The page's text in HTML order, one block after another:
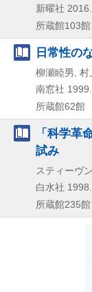
新曜社
所蔵館103館
日常性の
柳瀬睦男,
南窓社
所蔵館62館
「科学革
試み
スティーヴ
白水社
所蔵館235館